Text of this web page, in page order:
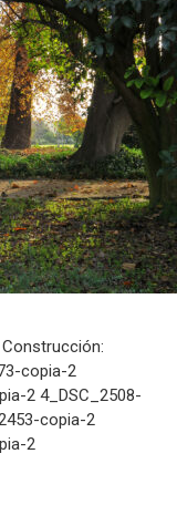
copia-2
2 4_DSC_2508-
copia-2
2